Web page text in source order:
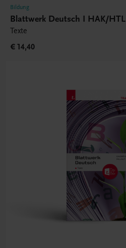
Bildung
Blattwerk Deutsch I HAK/HTL
Texte
€ 14,40